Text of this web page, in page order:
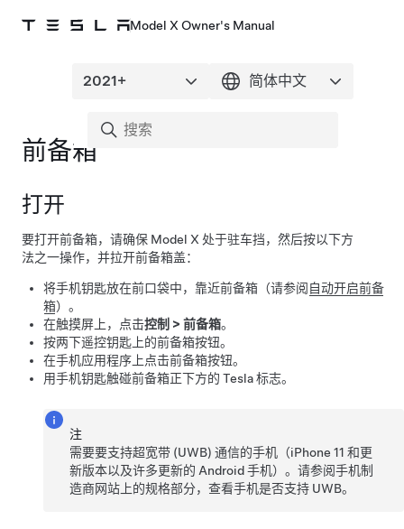
Model X Owner's Manual
前备箱
打开
要打开前备箱，请确保 Model X 处于驻车挡，然后按以下方
法之一操作，并拉开前备箱盖：
将手机钥匙放在前口袋中，靠近前备箱（请参阅 自动开启前备
箱）。
在触摸屏上，点击控制 > 前备箱。
按两下遥控钥匙上的前备箱按钮。
在手机应用程序上点击前备箱按钮。
用手机钥匙触碰前备箱正下方的 Tesla 标志。
注
需要要支持超宽带 (UWB) 通信的手机（iPhone 11 和更
新版本以及许多更新的 Android 手机）。请参阅手机制
造商网站上的规格部分，查看手机是否支持 UWB。